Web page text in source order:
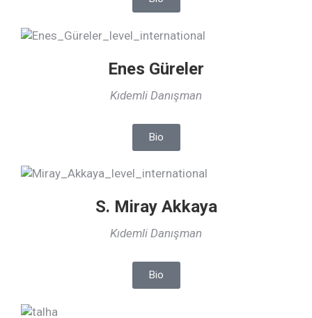
Enes Güreler
Kıdemli Danışman
Bio
S. Miray Akkaya
Kıdemli Danışman
Bio